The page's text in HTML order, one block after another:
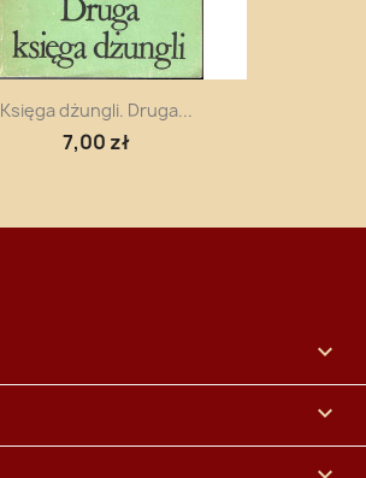
Księga dżungli. Druga...
7,00 zł

